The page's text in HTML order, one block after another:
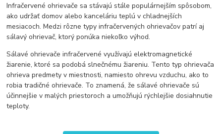
Infračervené ohrievače sa stávajú stále populárnejším spôsobom,
ako udržať domov alebo kanceláriu teplú v chladnejších
mesiacoch. Medzi rôzne typy infračervených ohrievačov patrí aj
sálavý ohrievač, ktorý ponúka niekoľko výhod.
Sálavé ohrievače infračervené využívajú elektromagnetické
žiarenie, ktoré sa podobá slnečnému žiareniu. Tento typ ohrievača
ohrieva predmety v miestnosti, namiesto ohrevu vzduchu, ako to
robia tradičné ohrievače. To znamená, že sálavé ohrievače sú
účinnejšie v malých priestoroch a umožňujú rýchlejšie dosiahnutie
teploty.